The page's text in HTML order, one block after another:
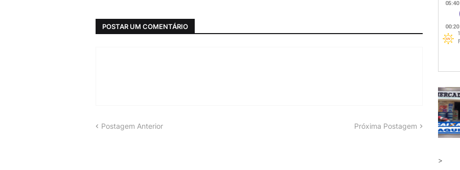
POSTAR UM COMENTÁRIO
Postagem Anterior Próxima Postagem
>